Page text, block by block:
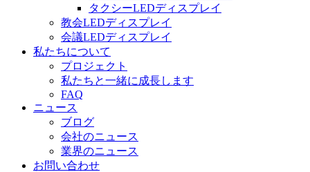
タクシーLEDディスプレイ
教会LEDディスプレイ
会議LEDディスプレイ
私たちについて
プロジェクト
私たちと一緒に成長します
FAQ
ニュース
ブログ
会社のニュース
業界のニュース
お問い合わせ